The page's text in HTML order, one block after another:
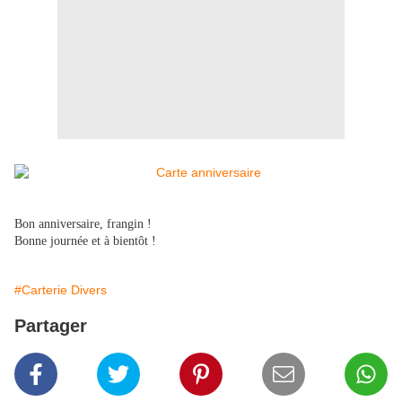
Bon anniversaire, frangin !
Bonne journée et à bientôt !
#Carterie Divers
Partager